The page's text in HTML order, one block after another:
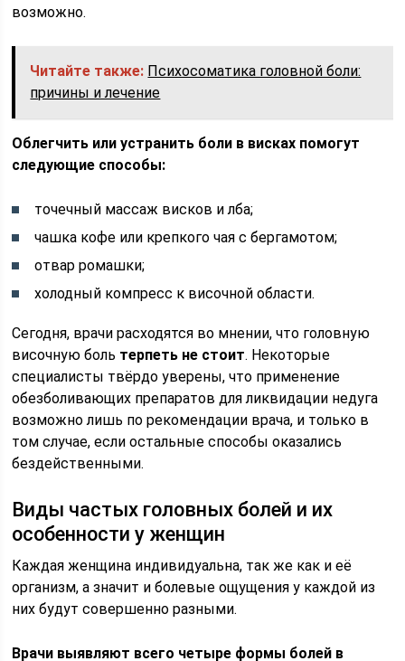
возможно.
Читайте также: Психосоматика головной боли:
причины и лечение
Облегчить или устранить боли в висках помогут
следующие способы:
точечный массаж висков и лба;
чашка кофе или крепкого чая с бергамотом;
отвар ромашки;
холодный компресс к височной области.
Сегодня, врачи расходятся во мнении, что головную
височную боль терпеть не стоит. Некоторые
специалисты твёрдо уверены, что применение
обезболивающих препаратов для ликвидации недуга
возможно лишь по рекомендации врача, и только в
том случае, если остальные способы оказались
бездейственными.
Виды частых головных болей и их
особенности у женщин
Каждая женщина индивидуальна, так же как и её
организм, а значит и болевые ощущения у каждой из
них будут совершенно разными.
Врачи выявляют всего четыре формы болей в